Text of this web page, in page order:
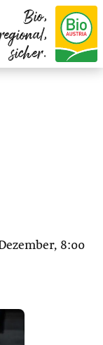
Bio,
regional,
sicher.
8:00